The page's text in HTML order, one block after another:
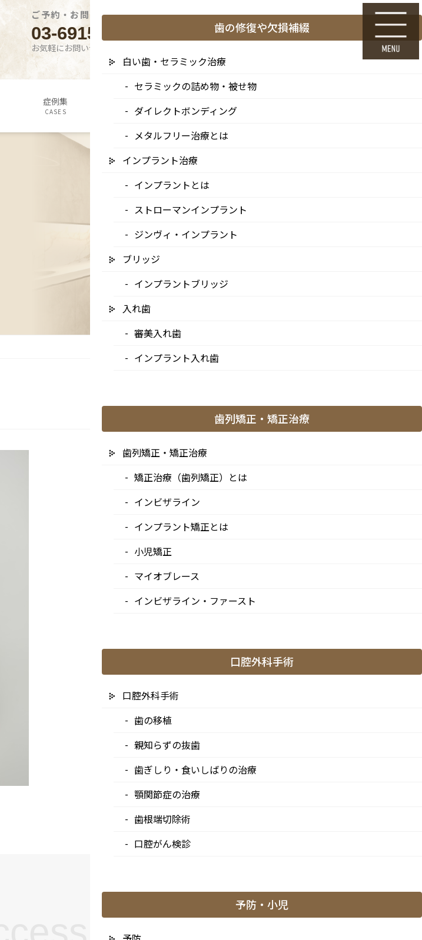
ご予約・お問い合わせはこちら
03-6915-1315
お気軽にお問い合わせください
24時間Web初診予約
採用エントリー
症例集
CASES Q&A FEE
歯の修復や欠損補綴
白い歯・セラミック治療
セラミックの詰め物・被せ物
ダイレクトボンディング
メタルフリー治療とは
インプラント治療
インプラントとは
ストローマンインプラント
ジンヴィ・インプラント
ブリッジ
インプラントブリッジ
入れ歯
審美入れ歯
インプラント入れ歯
歯列矯正・矯正治療
歯列矯正・矯正治療
矯正治療（歯列矯正）とは
インビザライン
インプラント矯正とは
小児矯正
マイオブレース
インビザライン・ファースト
口腔外科手術
口腔外科手術
歯の移植
親知らずの抜歯
歯ぎしり・食いしばりの治療
顎関節症の治療
歯根端切除術
口腔がん検診
予防・小児